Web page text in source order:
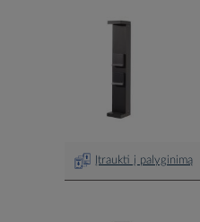
Įtraukti į palyginimą